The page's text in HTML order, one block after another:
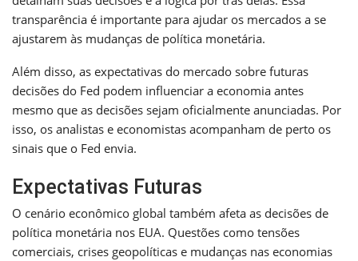
transparência é importante para ajudar os mercados a se
ajustarem às mudanças de política monetária.
Além disso, as expectativas do mercado sobre futuras
decisões do Fed podem influenciar a economia antes
mesmo que as decisões sejam oficialmente anunciadas. Por
isso, os analistas e economistas acompanham de perto os
sinais que o Fed envia.
Expectativas Futuras
O cenário econômico global também afeta as decisões de
política monetária nos EUA. Questões como tensões
comerciais, crises geopolíticas e mudanças nas economias